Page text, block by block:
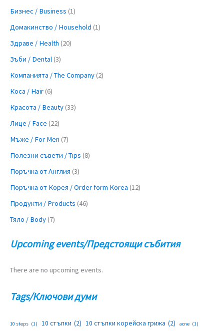
Бизнес / Business (1)
Домакинство / Household (1)
Здраве / Health (20)
Зъби / Dental (3)
Компанията / The Company (2)
Коса / Hair (6)
Красота / Beauty (33)
Лице / Face (22)
Мъже / For Men (7)
Полезни съвети / Tips (8)
Поръчка от Англия (3)
Поръчка от Корея / Order form Korea (12)
Продукти / Products (46)
Тяло / Body (7)
Upcoming events/Предстоящи събития
There are no upcoming events.
Tags/Ключови думи
10 steps (1) 10 стъпки (2) 10 стъпки корейска грижа (2) acne (1)